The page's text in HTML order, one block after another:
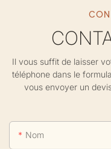
Il vous suffit de laisser
téléphone dans le
vous envoyer un
Nom